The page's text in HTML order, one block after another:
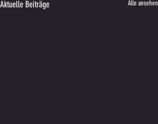
Aktuelle Beiträge Alle ansehen